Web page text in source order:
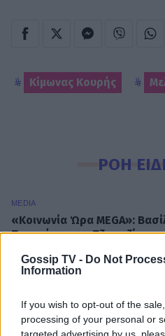
Gossip TV - Do Not
Information
If you wish to opt-out of the
processing of your personal or
targeted advertising by us,
Κίμωνας Κουρής
ΡΟΗ
MEDIA
«Κοινωνία Ώρα MEGA»:
Τσεκούρας και Τζωρτζίνα
ενημέρωση του σταθμού
MEDIA
Γιώτα Κηπουρού: